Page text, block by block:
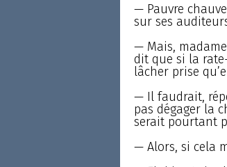
— Pauvre
sur ses
— Mais,
dit que si la
lâcher prise
— Il faudrait,
pas dégager la
serait pourtant
— Alors, si cela